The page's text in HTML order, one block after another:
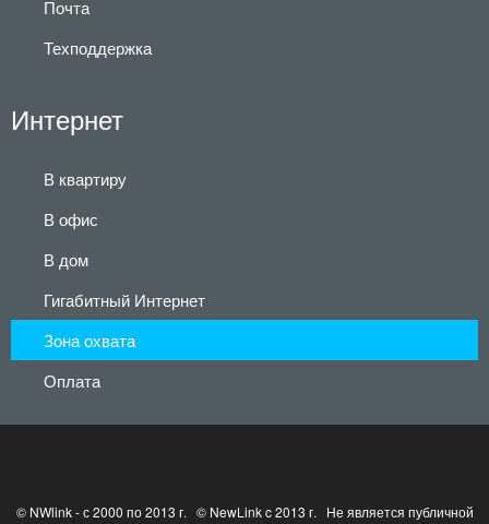
Почта
Техподдержка
Интернет
В квартиру
В офис
В дом
Гигабитный Интернет
Зона охвата
Оплата
© NWlink - с 2000 по 2013 г. © NewLink c 2013 г. Не является публичной